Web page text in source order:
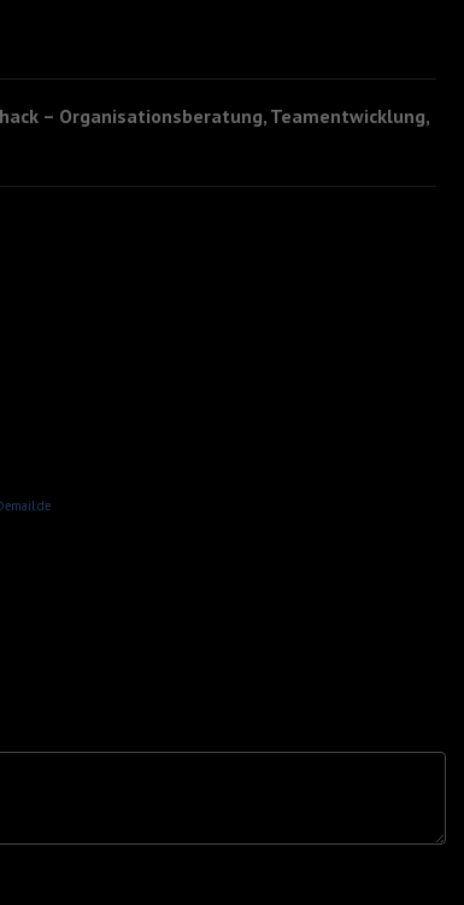
– Organisationsberatung, Teamentwicklung,